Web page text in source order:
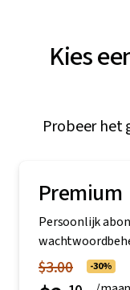
Kies
Probeer
Premium
Persoonlijk